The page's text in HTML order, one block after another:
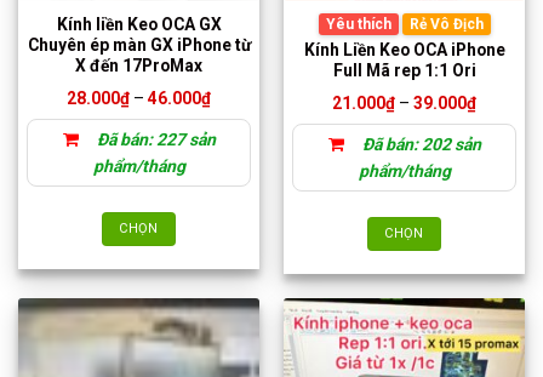
Kính liền Keo OCA GX
Chuyên ép màn GX iPhone từ
X đến 17ProMax
28.000₫ – 46.000₫Khoảng
28.000₫
Đã bán: 227 sản
phẩm/tháng
CHỌN
phẩm
này
có
nhiều
Yêu thích Rẻ Vô Địch
Kính Liền Keo OCA iPhone
Full Mã rep 1:1 Ori
21.000₫ – 39.000₫Khoảng
21.000₫
Đã bán: 202 sản
phẩm/tháng
CHỌN
phẩm
này
có
nhiều